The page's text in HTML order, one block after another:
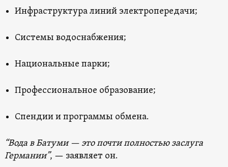
Инфраструктура линий электропередачи;
Системы водоснабжения;
Национальные парки;
Профессиональное образование;
Спендии и программы обмена.
“Вода в Батуми — это почти полностью заслуга
Германии”, — заявляет он.